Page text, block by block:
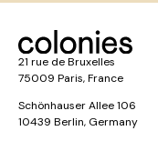
21 rue de Bruxelles
75009 Paris, France
Schönhauser Allee 106
10439 Berlin, Germany